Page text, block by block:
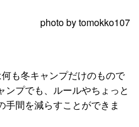
photo by tomokko107
も冬キャンプだけのもので
ンプでも、ルールやちょっと
手間を減らすことができま